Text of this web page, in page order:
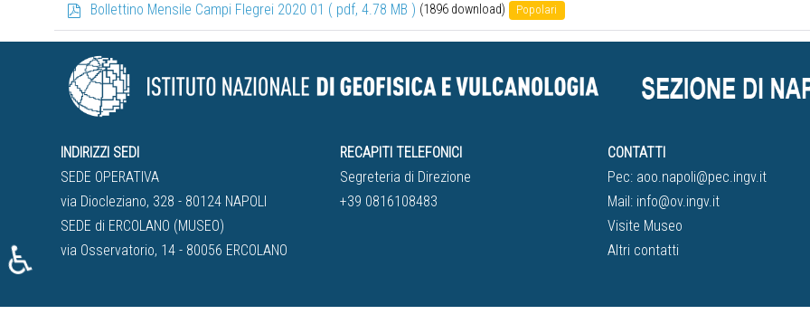
d
f
Bollettino Mensile Campi Flegrei 2020 01 ( pdf, 4.78 MB ) (1896 download) Popolari
INDIRIZZI SEDI
SEDE OPERATIVA
via Diocleziano, 328 - 80124 NAPOLI
SEDE di ERCOLANO (MUSEO)
via Osservatorio, 14 - 80056 ERCOLANO
RECAPITI TELEFONICI
Segreteria di Direzione
+39 0816108483
CONTATTI
Pec: aoo.napoli@pec.ingv.it
Mail: info@ov.ingv.it
Visite Museo
Altri contatti